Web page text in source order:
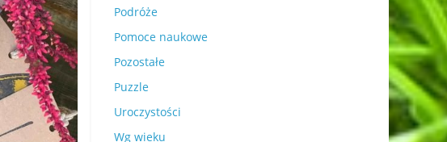
Podróże
Pomoce naukowe
Pozostałe
Puzzle
Uroczystości
Wg wieku